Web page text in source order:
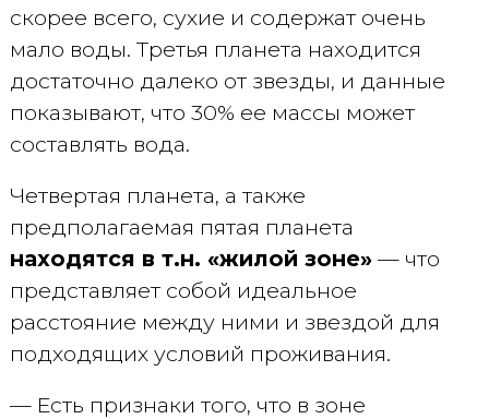
скорее всего, сухие и содержат очень
мало воды. Третья планета находится
достаточно далеко от звезды, и данные
показывают, что 30% ее массы может
составлять вода.
Четвертая планета, а также
предполагаемая пятая планета
находятся в т.н. «жилой зоне»— что
представляет собой идеальное
расстояние между ними и звездой для
подходящих условий проживания.
— Есть признаки того, что в зоне